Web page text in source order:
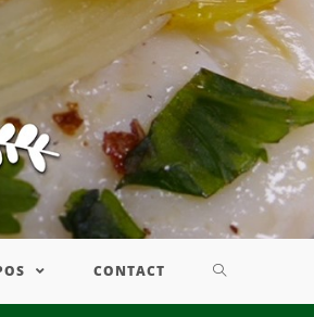
CONTACT